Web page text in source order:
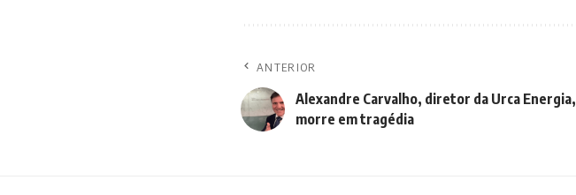
ANTERIOR
Alexandre Carvalho, diretor da Urca Energia,
morre em tragédia